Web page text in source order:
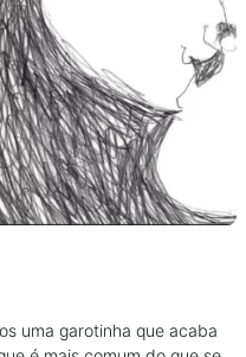
uma garotinha que acaba